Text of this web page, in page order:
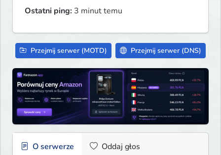
Ostatni ping: 3 minut temu
Przejmij serwer (MOTD) Przejmij serwer (DNS)
O serwerze Oddaj głos